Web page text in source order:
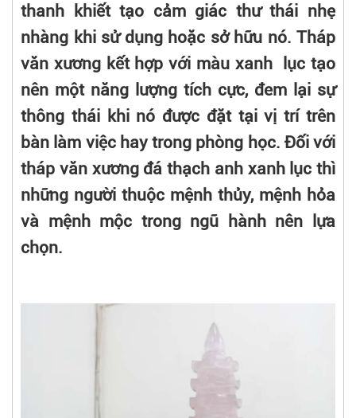
thanh khiết tạo cảm giác thư thái nhẹ
nhàng khi sử dụng hoặc sở hữu nó. Tháp
văn xương kết hợp với màu xanh lục tạo
nên một năng lượng tích cực, đem lại sự
thông thái khi nó được đặt tại vị trí trên
bàn làm việc hay trong phòng học. Đối với
tháp văn xương đá thạch anh xanh lục thì
những người thuộc mệnh thủy, mệnh hỏa
và mệnh mộc trong ngũ hành nên lựa
chọn.